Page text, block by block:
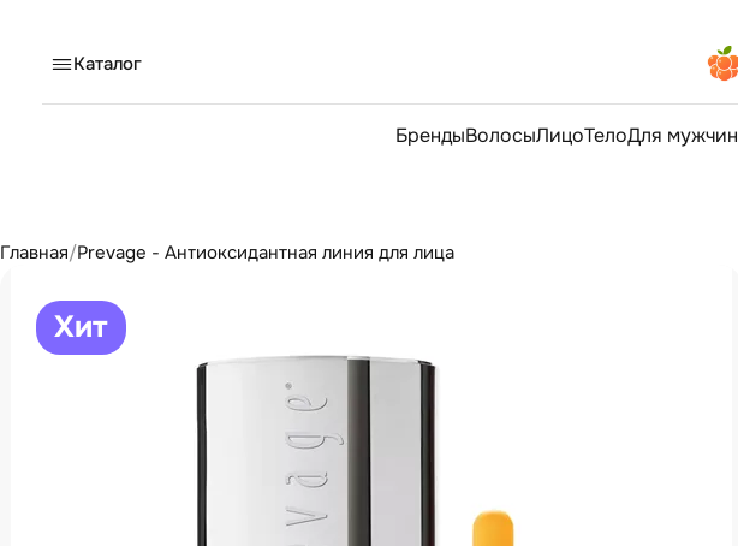
Каталог
БрендыВолосыЛицоТелоДля мужчин
Главная/Prevage - Антиоксидантная линия для лица
Хит